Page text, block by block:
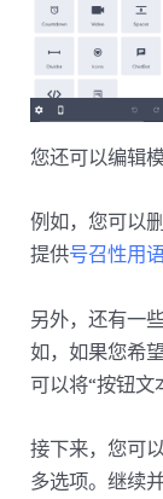
您还可以编辑
例如，您可以
提供号召性用
另外，还有一
如，如果您希
可以将“按钮文
接下来，您可
多选项。继续